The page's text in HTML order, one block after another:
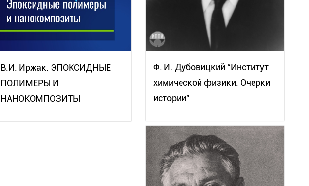
В.И. Иржак. ЭПОКСИДНЫЕ
ПОЛИМЕРЫ И
НАНОКОМПОЗИТЫ
Ф. И. Дубовицкий “Институт
химической физики. Очерки
истории”